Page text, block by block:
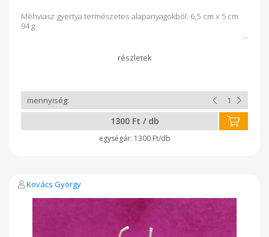
Mèhviasz gyertya természetes alapanyagokból. 6,5 cm x 5 cm
94 g
1300 Ft / db
1300 Ft/db
Kovács György